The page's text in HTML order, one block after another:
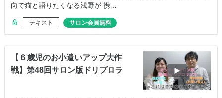
向で猫と語りたくなる浅野が 携…
テキスト サロン会員無料
【６歳児のお小遣いアップ大作
戦】第48回サロン版ドリプロラ